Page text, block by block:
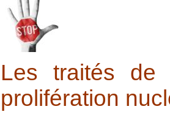
Les traités de
prolifération